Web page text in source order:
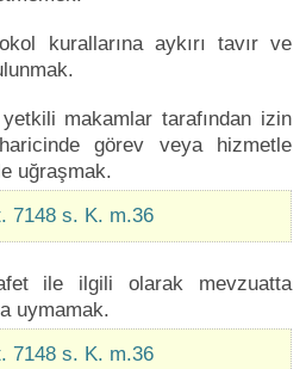
kurallarına aykırı tavır ve
makamlar tarafından izin
görev veya hizmetle
uğraşmak.
7148 s. K. m.36
ile ilgili olarak mevzuatta
uymamak.
7148 s. K. m.36